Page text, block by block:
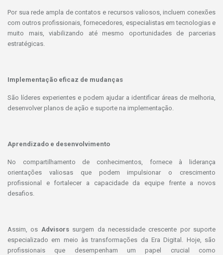
Por sua rede ampla de contatos e recursos valiosos, incluem conexões
com outros profissionais, fornecedores, especialistas em tecnologias e
muito mais, viabilizando até mesmo oportunidades de parcerias
estratégicas.
Implementação eficaz de mudanças
São líderes experientes e podem ajudar a identificar áreas de melhoria,
desenvolver planos de ação e suporte na implementação.
Aprendizado e desenvolvimento
No compartilhamento de conhecimentos, fornece à liderança
orientações valiosas que podem impulsionar o crescimento
profissional e fortalecer a capacidade da equipe frente a novos
desafios.
Assim, os Advisorssurgem da necessidade crescente por suporte
especializado em meio às transformações da Era Digital. Hoje, são
profissionais que desempenham um papel crucial como